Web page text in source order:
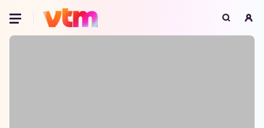
Oeps, browser niet ondersteund